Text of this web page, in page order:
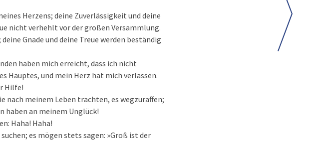
Herzens; deine Zuverlässigkeit und deine
nicht verhehlt vor der großen Versammlung.
Gnade und deine Treue werden beständig
haben mich erreicht, dass ich nicht
Hauptes, und mein Herz hat mich verlassen.
Hilfe!
nach meinem Leben trachten, es wegzuraffen;
haben an meinem Unglück!
Haha! Haha!
es mögen stets sagen: »Groß ist der